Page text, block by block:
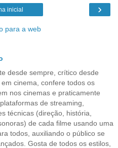
›
inicial
para a web
desde sempre, crítico desde
cinema, confere todos os
nos cinemas e praticamente
de streaming,
técnicas (direção, história,
de cada filme usando uma
todos, auxiliando o público se
Gosta de todos os estilos,